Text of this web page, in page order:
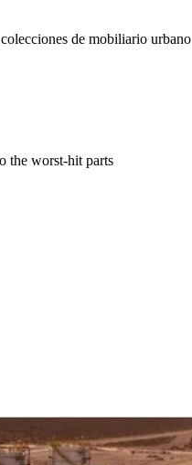
de mobiliario urbano
the worst-hit parts